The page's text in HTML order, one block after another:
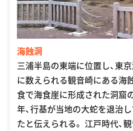
海蝕洞
三浦半島の東端に位置し、東
に数えられる観音崎にある海
食で海食崖に形成された洞窟
年、行基が当地の大蛇を退治
たと伝えられる。 江戸時代、